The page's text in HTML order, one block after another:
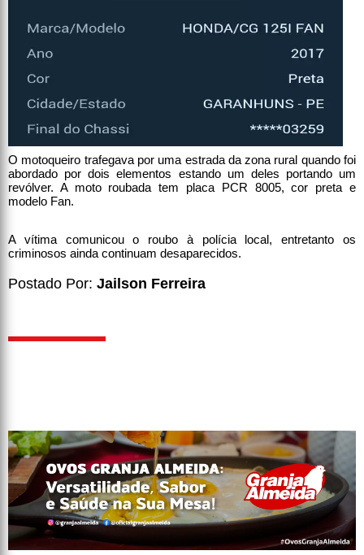
O motoqueiro trafegava por uma estrada da zona rural quando foi
abordado por dois elementos estando um deles portando um
revólver. A moto roubada tem placa PCR 8005, cor preta e
modelo Fan.
A vítima comunicou o roubo à polícia local, entretanto os
criminosos ainda continuam desaparecidos.
Postado Por: Jailson Ferreira